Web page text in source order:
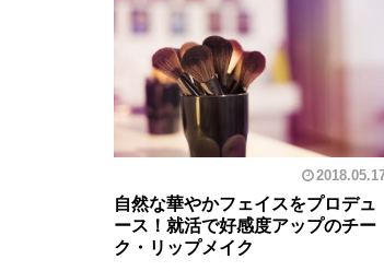
自然な華やかフェイスをプロデュ
ース！就活で好感度アップのチー
ク・リップメイク